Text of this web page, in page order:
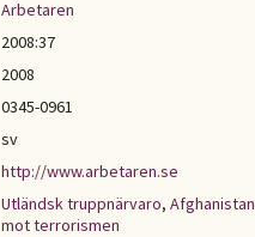
Arbetaren
2008:37
2008
0345-0961
sv
http://www.arbetaren.se
Utländsk truppnärvaro, Afghanistan
mot terrorismen